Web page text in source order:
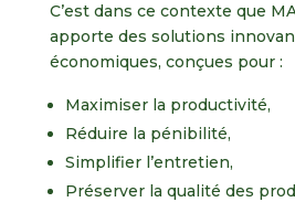
C’est dans ce contexte que
apporte des solutions
économiques, conçues pour :
Maximiser la productivité,
Réduire la pénibilité,
Simplifier l’entretien,
Préserver la qualité des